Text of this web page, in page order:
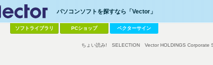
パソコンソフトを探すなら「Vector」
ソフトライブラリ PCショップ ベクターサイン
ちょい読み! SELECTION Vector HOLDINGS Corporate